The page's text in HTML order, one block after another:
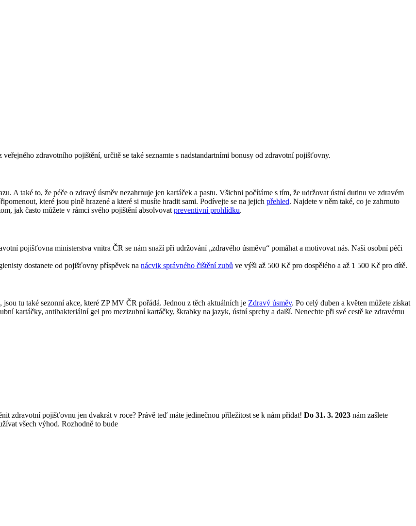
zdravotního pojištění, určitě se také seznamte s nadstandartními bonusy od zdravotní pojišťovny.
A také to, že péče o zdravý úsměv nezahrnuje jen kartáček a pastu. Všichni počítáme s tím, že udržovat ústní dutinu ve zdravém
které jsou plně hrazené a které si musíte hradit sami. Podívejte se na jejich přehled. Najdete v něm také, co je zahrnuto
jak často můžete v rámci svého pojištění absolvovat preventivní prohlídku.
pojišťovna ministerstva vnitra ČR se nám snaží při udržování „zdravého úsměvu“ pomáhat a motivovat nás. Naši osobní péči
dostanete od pojišťovny příspěvek na nácvik správného čištění zubů ve výši až 500 Kč pro dospělého a až 1 500 Kč pro dítě.
tu také sezonní akce, které ZP MV ČR pořádá. Jednou z těch aktuálních je Zdravý úsměv. Po celý duben a květen můžete získat
kartáčky, antibakteriální gel pro mezizubní kartáčky, škrabky na jazyk, ústní sprchy a další. Nenechte při své cestě ke zdravému
zdravotní pojišťovnu jen dvakrát v roce? Právě teď máte jedinečnou příležitost se k nám přidat! Do 31. 3. 2023 nám zašlete
všech výhod. Rozhodně to bude